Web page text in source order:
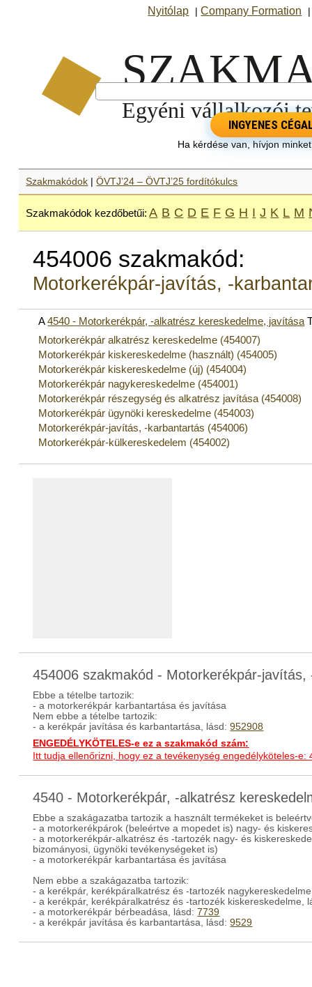
Nyitólap |Company Formation
INGYENES
Ha kérdése van, hívjon
Szakmakódok |ÖVTJ’24 – ÖVTJ’25 fordítókulcs
Szakmakódok kezdőbetűi: A B C D E F G H I J K L M
454006 szakmakód:
Motorkerékpár-javítás, -
A4540 - Motorkerékpár, -alkatrész kereskedelme, javítása
Motorkerékpár alkatrész kereskedelme (454007)
Motorkerékpár kiskereskedelme (használt) (454005)
Motorkerékpár kiskereskedelme (új) (454004)
Motorkerékpár nagykereskedelme (454001)
Motorkerékpár részegység és alkatrész javítása (454008)
Motorkerékpár ügynöki kereskedelme (454003)
Motorkerékpár-javítás, -karbantartás (454006)
Motorkerékpár-külkereskedelem (454002)
454006 szakmakód - Motorkerékpár-javítás,
Ebbe a tételbe tartozik:
- a motorkerékpár karbantartása és javítása
Nem ebbe a tételbe tartozik:
- a kerékpár javítása és karbantartása, lásd:952908
ENGEDÉLYKÖTELES-e ez a szakmakód szám:
Itt tudja ellenőrizni, hogy ez a tevékenység engedélyköteles-e:
4540 - Motorkerékpár, -alkatrész
Ebbe a szakágazatba tartozik a használt termékeket is
- a motorkerékpárok (beleértve a mopedet is) nagy- és
- a motorkerékpár-alkatrész és -tartozék nagy- és
bizományosi, ügynöki tevékenységeket is)
- a motorkerékpár karbantartása és javítása
Nem ebbe a szakágazatba tartozik:
- a kerékpár, kerékpáralkatrész és -tartozék
- a kerékpár, kerékpáralkatrész és -tartozék kiskereskedelme,
- a motorkerékpár bérbeadása, lásd:7739
- a kerékpár javítása és karbantartása, lásd:9529